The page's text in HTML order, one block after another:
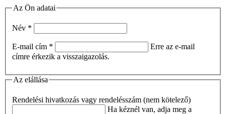
Az Ön adatai
Név *
E-mail cím *
Erre az e-mail
címre érkezik a visszaigazolás.
Az elállása
Rendelési hivatkozás vagy rendelésszám (nem kötelező)
Ha kéznél van, adja meg a